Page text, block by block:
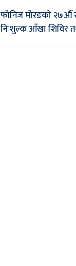
फोनिज मोरङको २७औँ
निःशुल्क आँखा शिविर